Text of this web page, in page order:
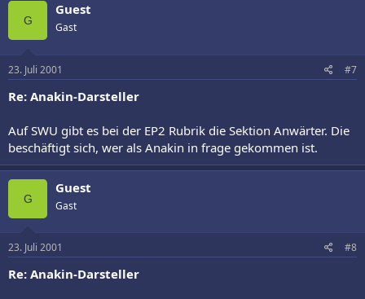
G
Guest
Gast
23. Juli 2001 #7
Re: Anakin-Darsteller
Auf SWU gibt es bei der EP2 Rubrik die Sektion Anwärter. Die
beschäftigt sich, wer als Anakin in frage gekommen ist.
G
Guest
Gast
23. Juli 2001 #8
Re: Anakin-Darsteller